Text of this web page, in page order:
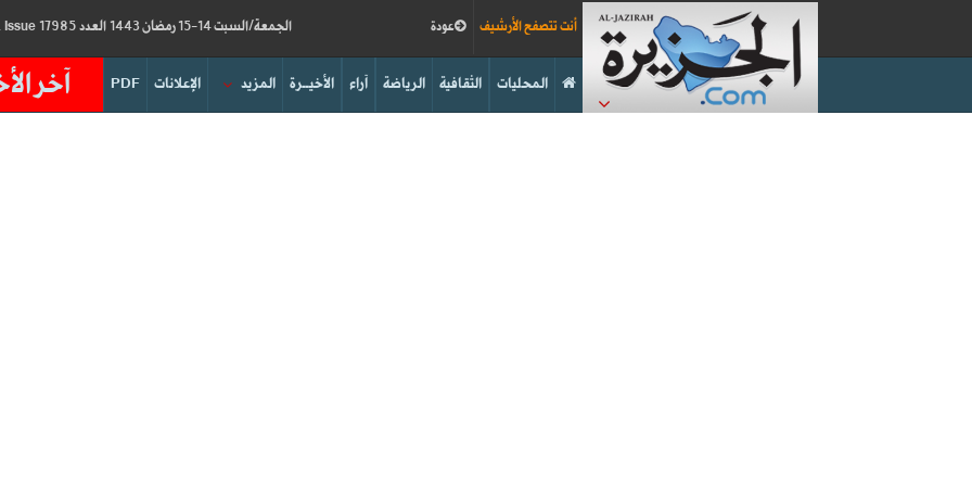
الجمعة/السبت 14-15 رمضان 1443 العدد 17985 Issue عودة أنت تتصفح الأرشيف
آخر PDF الإعلانات المزيد الأخيــرة آراء الرياضة الثقافية المحليات